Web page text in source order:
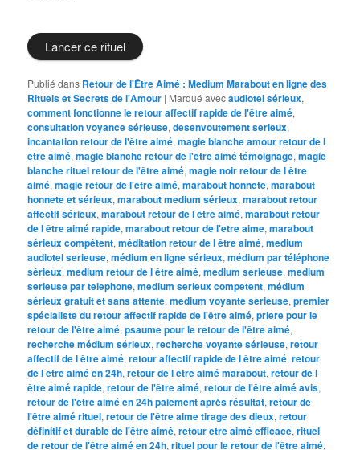
Lancer ce rituel
Publié dans Retour de l'Être Aimé : Medium Marabout en ligne des
Rituels et Secrets de l'Amour | Marqué avecaudiotel sérieux,
comment fonctionne le retour affectif rapide de l'être aimé,
consultation voyance sérieuse,desenvoutement serieux,
incantation retour de l'être aimé,magie blanche amour retour de l
être aimé,magie blanche retour de l'être aimé témoignage,magie
blanche rituel retour de l'être aimé,magie noir retour de l être
aimé,magie retour de l'être aimé,marabout honnête,marabout
honnete et sérieux,marabout medium sérieux,marabout retour
affectif sérieux,marabout retour de l être aimé,marabout retour
de l être aimé rapide,marabout retour de l'etre aime,marabout
sérieux compétent,méditation retour de l être aimé,medium
audiotel serieuse,médium en ligne sérieux,médium par téléphone
sérieux,medium retour de l être aimé,medium serieuse,medium
serieuse par telephone,medium serieux competent,médium
sérieux gratuit et sans attente,medium voyante serieuse,premier
spécialiste du retour affectif rapide de l'être aimé,priere pour le
retour de l'être aimé,psaume pour le retour de l'être aimé,
recherche médium sérieux,recherche voyante sérieuse,retour
affectif de l être aimé,retour affectif rapide de l être aimé,retour
de l être aimé en 24h,retour de l être aimé marabout,retour de l
être aimé rapide,retour de l'être aimé,retour de l'être aimé avis,
retour de l'être aimé en 24h paiement après résultat,retour de
l'être aimé rituel,retour de l'être aime tirage des dieux,retour
définitif et durable de l'être aimé,retour etre aimé efficace,rituel
de retour de l'être aimé en 24h,rituel pour le retour de l'être aimé,